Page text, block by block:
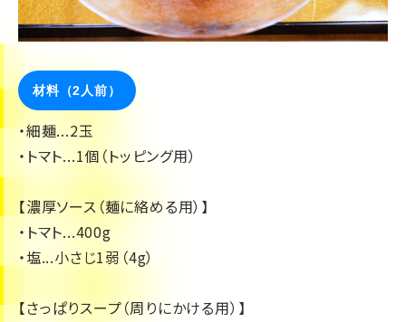
材料（2人前）
・細麺...2玉
・トマト...1個（トッピング用）
【濃厚ソース（麺に絡める用）】
・トマト...400g
・塩...小さじ1弱（4g）
【さっぱりスープ（周りにかける用）】